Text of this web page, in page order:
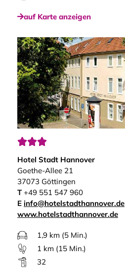
auf Karte anzeigen

Hotel Stadt Hannover
Goethe-Allee 21
37073 Göttingen
T+49 551 547 960
E info@hotelstadthannover.de
www.hotelstadthannover.de
1,9 km (5 Min.)
1 km (15 Min.)
32